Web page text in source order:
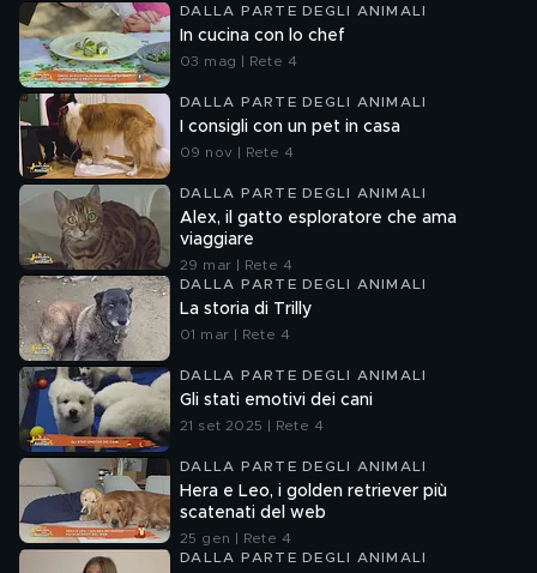
DALLA PARTE DEGLI ANIMALI
In cucina con lo chef
03 mag | Rete 4
DALLA PARTE DEGLI ANIMALI
I consigli con un pet in casa
09 nov | Rete 4
DALLA PARTE DEGLI ANIMALI
Alex, il gatto esploratore che ama
viaggiare
29 mar | Rete 4
DALLA PARTE DEGLI ANIMALI
La storia di Trilly
01 mar | Rete 4
DALLA PARTE DEGLI ANIMALI
Gli stati emotivi dei cani
21 set 2025 | Rete 4
DALLA PARTE DEGLI ANIMALI
Hera e Leo, i golden retriever più
scatenati del web
25 gen | Rete 4
DALLA PARTE DEGLI ANIMALI